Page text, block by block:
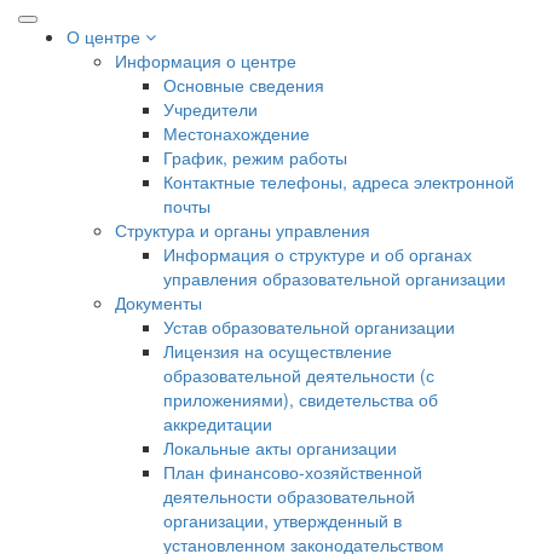
О центре
Информация о центре
Основные сведения
Учредители
Местонахождение
График, режим работы
Контактные телефоны, адреса электронной
почты
Структура и органы управления
Информация о структуре и об органах
управления образовательной организации
Документы
Устав образовательной организации
Лицензия на осуществление
образовательной деятельности (с
приложениями), свидетельства об
аккредитации
Локальные акты организации
План финансово-хозяйственной
деятельности образовательной
организации, утвержденный в
установленном законодательством